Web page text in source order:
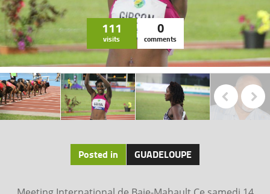
111
visits
0
comments
Posted in GUADELOUPE